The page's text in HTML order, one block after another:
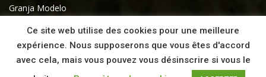
Granja Modelo
Araba – Pays basque
Espagne
Ce site web utilise des cookies pour une meilleure
expérience. Nous supposerons que vous êtes d'accord
avec cela, mais vous pouvez vous désinscrire si vous le